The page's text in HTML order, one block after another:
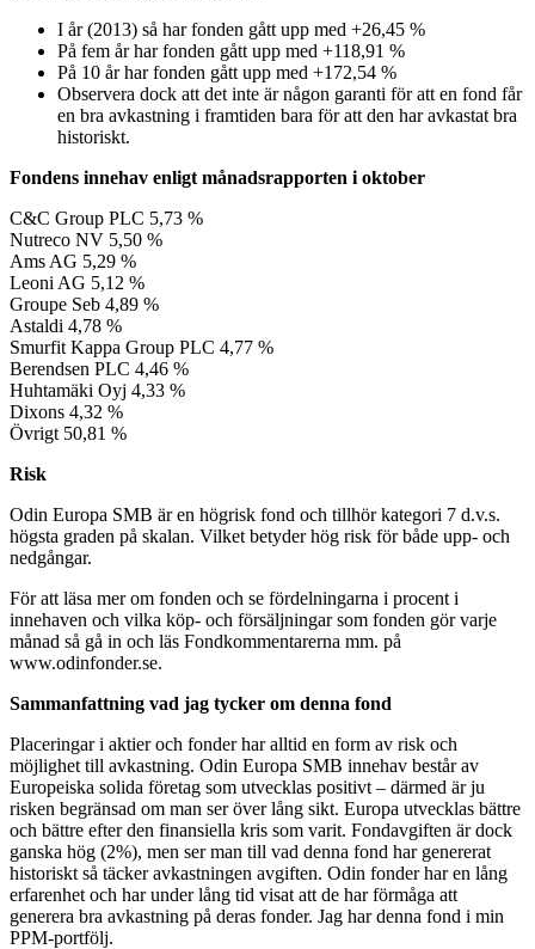
I år (2013) så har fonden gått upp med +26,45 %
På fem år har fonden gått upp med +118,91 %
På 10 år har fonden gått upp med +172,54 %
Observera dock att det inte är någon garanti för att en fond får
en bra avkastning i framtiden bara för att den har avkastat bra
historiskt.
Fondens innehav enligt månadsrapporten i oktober
C&C Group PLC 5,73 %
Nutreco NV 5,50 %
Ams AG 5,29 %
Leoni AG 5,12 %
Groupe Seb 4,89 %
Astaldi 4,78 %
Smurfit Kappa Group PLC 4,77 %
Berendsen PLC 4,46 %
Huhtamäki Oyj 4,33 %
Dixons 4,32 %
Övrigt 50,81 %
Risk
Odin Europa SMB är en högrisk fond och tillhör kategori 7 d.v.s.
högsta graden på skalan. Vilket betyder hög risk för både upp- och
nedgångar.
För att läsa mer om fonden och se fördelningarna i procent i
innehaven och vilka köp- och försäljningar som fonden gör varje
månad så gå in och läs Fondkommentarerna mm. på
www.odinfonder.se.
Sammanfattning vad jag tycker om denna fond
Placeringar i aktier och fonder har alltid en form av risk och
möjlighet till avkastning. Odin Europa SMB innehav består av
Europeiska solida företag som utvecklas positivt – därmed är ju
risken begränsad om man ser över lång sikt. Europa utvecklas bättre
och bättre efter den finansiella kris som varit. Fondavgiften är dock
ganska hög (2%), men ser man till vad denna fond har genererat
historiskt så täcker avkastningen avgiften. Odin fonder har en lång
erfarenhet och har under lång tid visat att de har förmåga att
generera bra avkastning på deras fonder. Jag har denna fond i min
PPM-portfölj.